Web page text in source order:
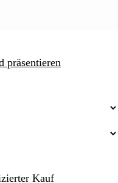
präsentieren
Kauf